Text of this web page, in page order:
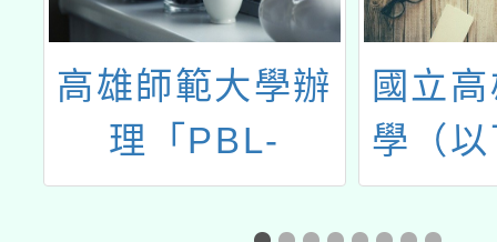
高雄師範大學辦
理「PBL-
STEMC 跨域統
國立
學（
師大